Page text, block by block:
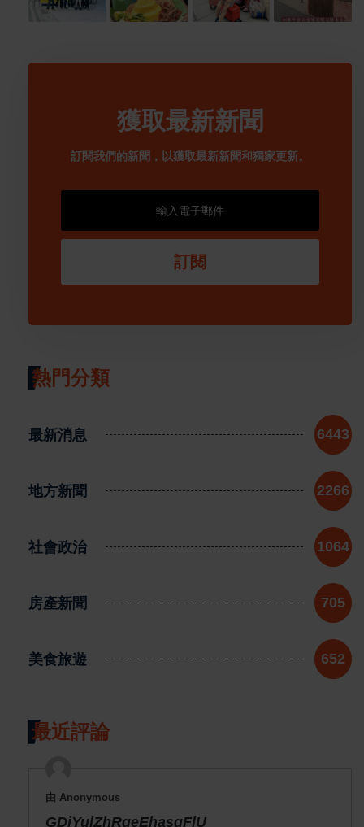
獲取最新新聞
訂閱我們的新聞，以獲取最新新聞和獨家更新。
訂閱
熱門分類
最新消息 6443
地方新聞 2266
社會政治 1064
房產新聞 705
美食旅遊 652
最近評論
由 Anonymous
GDiYulZhRqeEhasqFlU